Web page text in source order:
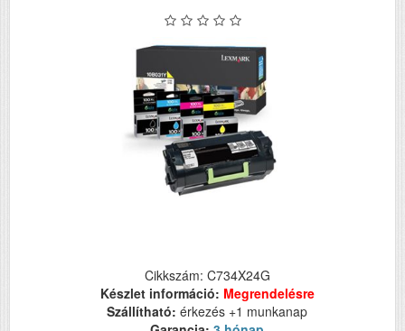
Cikkszám: C734X24G
Készlet információ: Megrendelésre
Szállítható: érkezés +1 munkanap